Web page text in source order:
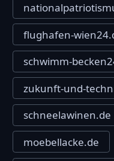
flughafen-
schwimm-
zukunft-und-
schneelawinen.de
moebellacke.de